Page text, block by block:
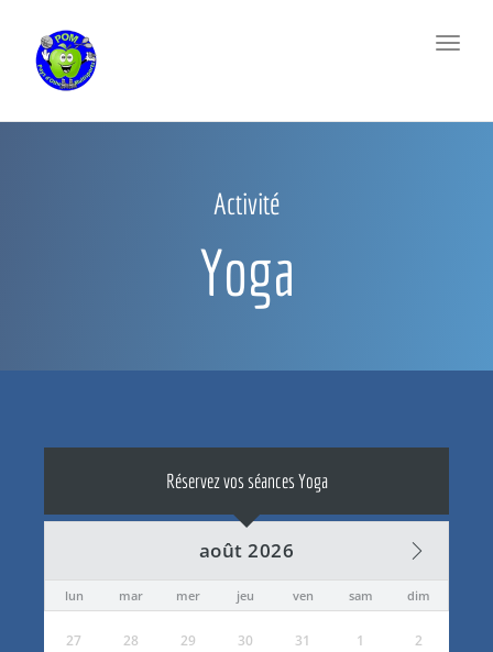
Activité
Yoga
Réservez vos séances Yoga
août 2026
lun mar mer jeu ven sam dim
27 28 29 30 31 1 2